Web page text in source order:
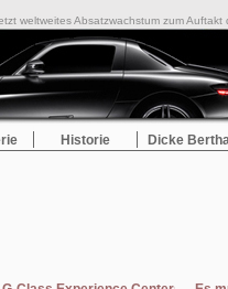
weltweites Absatzwachstum zum
Historie Dicke